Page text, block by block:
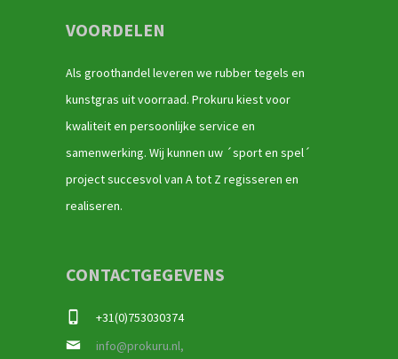
VOORDELEN
Als groothandel leveren we rubber tegels en
kunstgras uit voorraad. Prokuru kiest voor
kwaliteit en persoonlijke service en
samenwerking. Wij kunnen uw ´sport en spel´
project succesvol van A tot Z regisseren en
realiseren.
CONTACTGEGEVENS
+31(0)753030374
info@prokuru.nl,